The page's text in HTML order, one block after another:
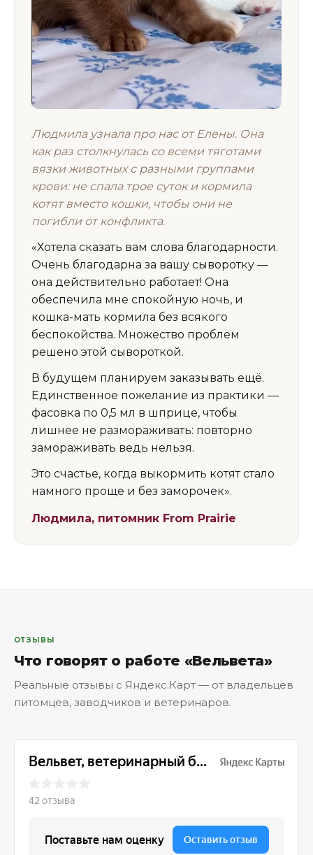
Людмила узнала про нас от Елены. Она
как раз столкнулась со всеми тяготами
вязки животных с разными группами
крови: не спала трое суток и кормила
котят вместо кошки, чтобы они не
погибли от конфликта.
«Хотела сказать вам слова благодарности.
Очень благодарна за вашу сыворотку —
она действительно работает! Она
обеспечила мне спокойную ночь, и
кошка-мать кормила без всякого
беспокойства. Множество проблем
решено этой сывороткой.
В будущем планируем заказывать ещё.
Единственное пожелание из практики —
фасовка по 0,5 мл в шприце, чтобы
лишнее не размораживать: повторно
замораживать ведь нельзя.
Это счастье, когда выкормить котят стало
намного проще и без заморочек».
Людмила, питомник From Prairie
ОТЗЫВЫ
Что говорят о работе «Вельвета»
Реальные отзывы с Яндекс.Карт — от владельцев
питомцев, заводчиков и ветеринаров.